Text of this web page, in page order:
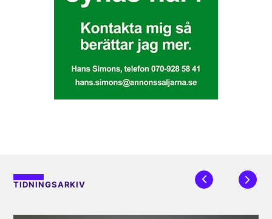
TIDNINGSARKIV